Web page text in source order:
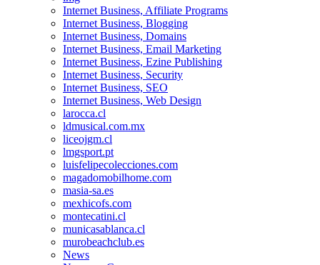
Internet Business, Affiliate Programs
Internet Business, Blogging
Internet Business, Domains
Internet Business, Email Marketing
Internet Business, Ezine Publishing
Internet Business, Security
Internet Business, SEO
Internet Business, Web Design
larocca.cl
ldmusical.com.mx
liceojgm.cl
lmgsport.pt
luisfelipecolecciones.com
magadomobilhome.com
masia-sa.es
mexhicofs.com
montecatini.cl
municasablanca.cl
murobeachclub.es
News